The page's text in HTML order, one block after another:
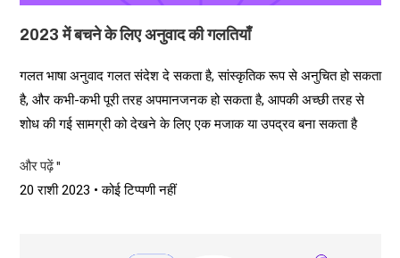
2023 में बचने के लिए अनुवाद की गलतियाँ
गलत भाषा अनुवाद गलत संदेश दे सकता है, सांस्कृतिक रूप से अनुचित हो सकता
है, और कभी-कभी पूरी तरह अपमानजनक हो सकता है, आपकी अच्छी तरह से
शोध की गई सामग्री को देखने के लिए एक मजाक या उपद्रव बना सकता है
और पढ़ें "
20 राशी 2023 कोई टिप्पणी नहीं